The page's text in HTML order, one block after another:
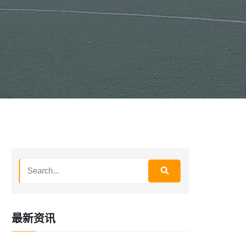
最新资讯